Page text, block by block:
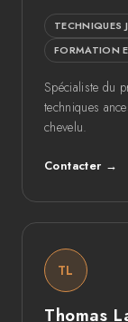
TECHNIQUES
FORMATION
Spécialiste du
techniques
chevelu.
Contacter →
TL
Thomas